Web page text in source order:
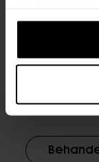
Plan je